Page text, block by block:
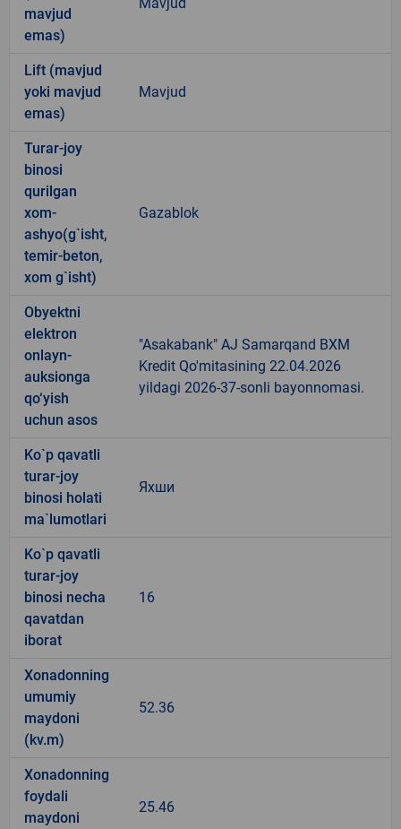
mavjud
emas)
Lift (mavjud
yoki mavjud
emas)
Mavjud
Turar-joy
binosi
qurilgan
xom-
ashyo(g`isht,
temir-beton,
xom g`isht)
Gazablok
Obyektni
elektron
onlayn-
auksionga
qo‘yish
uchun asos
"Asakabank" AJ Samarqand BXM
Kredit Qo'mitasining 22.04.2026
yildagi 2026-37-sonli bayonnomasi.
Ko`p qavatli
turar-joy
binosi holati
ma`lumotlari
Яхши
Ko`p qavatli
turar-joy
binosi necha
qavatdan
iborat
16
Xonadonning
umumiy
maydoni
(kv.m)
52.36
Xonadonning
foydali
maydoni
25.46